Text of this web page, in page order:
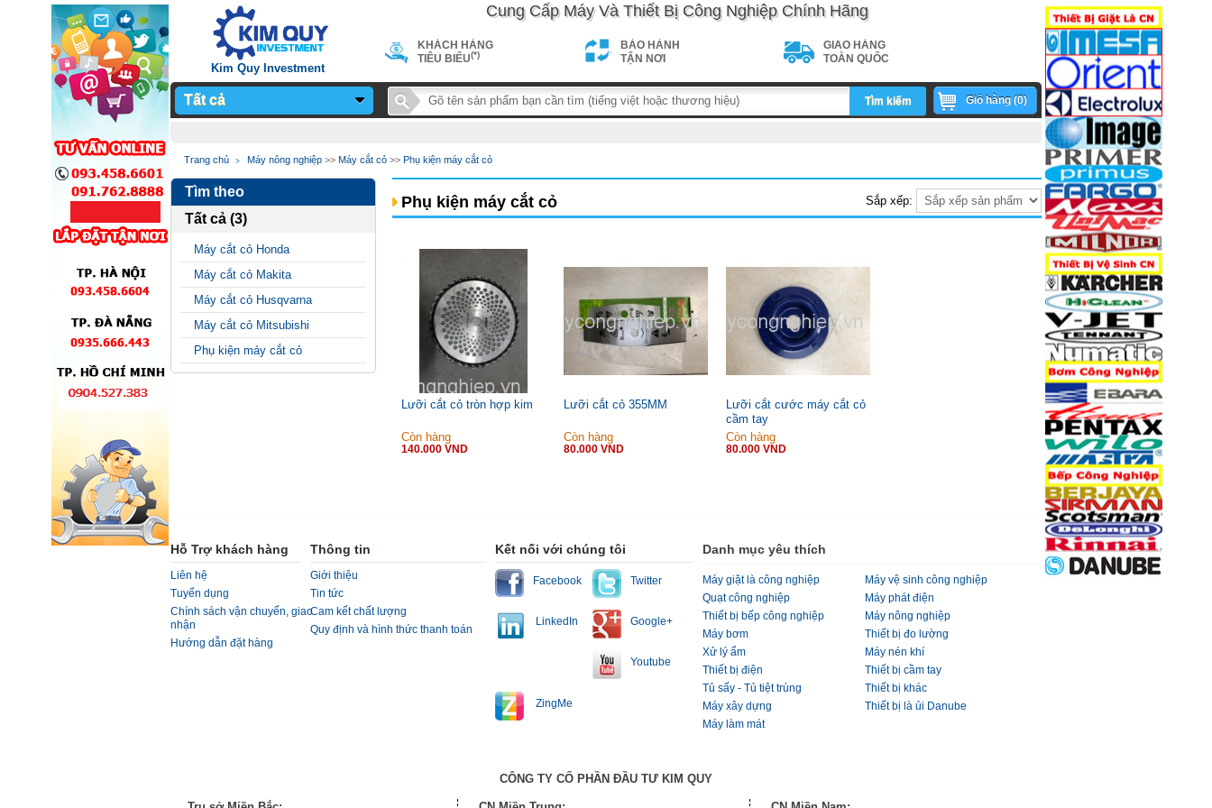
Cung Cấp Máy Và Thiết Bị Công Nghiệp Chính Hãng
Kim Quy Investment
KHÁCH HÀNG
TIÊU BIỂU(*)
BẢO HÀNH
TẬN NƠI
GIAO HÀNG
TOÀN QUỐC
Tất cả Giỏ hàng (0)
Tìm kiếm
Notice : Undefined
variable: page_title in
/home/sieuthimay/domains/sieuthimaycongnghiep.vn/public_html/template_cache/product_list.e4b5e579f96e2fef2b38c36c1be17cc8.php
on line 24
Trang chủ Máy nông nghiệp >> Máy cắt cỏ >> Phụ kiện máy cắt cỏ
Tìm theo
Tất cả (3)
Máy cắt cỏ Honda
Máy cắt cỏ Makita
Máy cắt cỏ Husqvarna
Máy cắt cỏ Mitsubishi
Phụ kiện máy cắt cỏ
Phụ kiện máy cắt cỏ Sắp xếp:
Lưỡi cắt cỏ tròn hợp kim
Còn hàng
140.000 VND
Lưỡi cắt cỏ 355MM
Còn hàng
80.000 VND
Lưỡi cắt cước máy cắt cỏ
cầm tay
Còn hàng
80.000 VND
Hỗ Trợ khách hàng
Liên hệ
Tuyển dụng
Chính sách vận chuyển, giao
nhận
Hướng dẫn đặt hàng
Thông tin
Giới thiệu
Tin tức
Cam kết chất lượng
Quy định và hình thức thanh toán
Kết nối với chúng tôi
Facebook Twitter
LinkedIn Google+
Youtube
ZingMe
Danh mục yêu thích
Máy giặt là công nghiệp
Máy vệ sinh công nghiệp
Quạt công nghiệp
Máy phát điện
Thiết bị bếp công nghiệp
Máy nông nghiệp
Máy bơm
Thiết bị đo lường
Xử lý ẩm
Máy nén khí
Thiết bị điện
Thiết bị cầm tay
Tủ sấy - Tủ tiệt trùng
Thiết bị khác
Máy xây dựng
Thiết bị là ủi Danube
Máy làm mát
CÔNG TY CỔ PHẦN ĐẦU TƯ KIM QUY